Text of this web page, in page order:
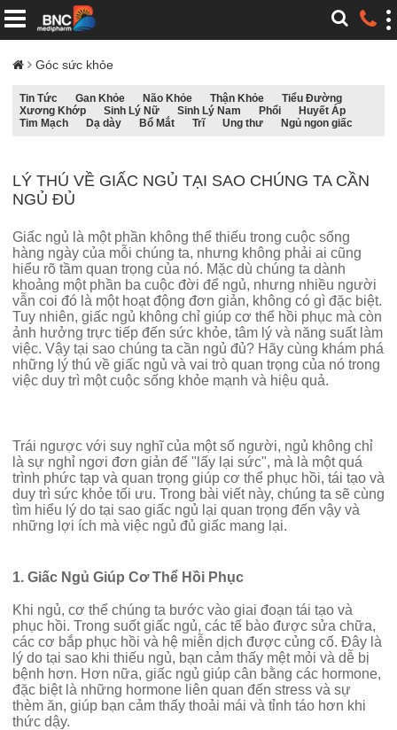
Góc sức khỏe
Tin Tức Gan Khỏe Não Khỏe Thận Khỏe
Tiểu Đường
Xương Khớp
Sinh Lý Nữ Sinh Lý Nam Phổi
Huyết Áp
Tim Mạch
Dạ dày Bổ Mắt Trĩ Ung thư Ngủ ngon giấc
LÝ THÚ VỀ GIẤC NGỦ TẠI SAO CHÚNG TA CẦN
NGỦ ĐỦ
Giấc ngủ là một phần không thể thiếu trong cuộc sống
hàng ngày của mỗi chúng ta, nhưng không phải ai cũng
hiểu rõ tầm quan trọng của nó. Mặc dù chúng ta dành
khoảng một phần ba cuộc đời để ngủ, nhưng nhiều người
vẫn coi đó là một hoạt động đơn giản, không có gì đặc biệt.
Tuy nhiên, giấc ngủ không chỉ giúp cơ thể hồi phục mà còn
ảnh hưởng trực tiếp đến sức khỏe, tâm lý và năng suất làm
việc. Vậy tại sao chúng ta cần ngủ đủ? Hãy cùng khám phá
những lý thú về giấc ngủ và vai trò quan trọng của nó trong
việc duy trì một cuộc sống khỏe mạnh và hiệu quả.
Trái ngược với suy nghĩ của một số người, ngủ không chỉ
là sự nghỉ ngơi đơn giản để "lấy lại sức", mà là một quá
trình phức tạp và quan trọng giúp cơ thể phục hồi, tái tạo và
duy trì sức khỏe tối ưu. Trong bài viết này, chúng ta sẽ cùng
tìm hiểu lý do tại sao giấc ngủ lại quan trọng đến vậy và
những lợi ích mà việc ngủ đủ giấc mang lại.
1. Giấc Ngủ Giúp Cơ Thể Hồi Phục
Khi ngủ, cơ thể chúng ta bước vào giai đoạn tái tạo và
phục hồi. Trong suốt giấc ngủ, các tế bào được sửa chữa,
các cơ bắp phục hồi và hệ miễn dịch được củng cố. Đây là
lý do tại sao khi thiếu ngủ, bạn cảm thấy mệt mỏi và dễ bị
bệnh hơn. Hơn nữa, giấc ngủ giúp cân bằng các hormone,
đặc biệt là những hormone liên quan đến stress và sự
thèm ăn, giúp bạn cảm thấy thoải mái và tỉnh táo hơn khi
thức dậy.